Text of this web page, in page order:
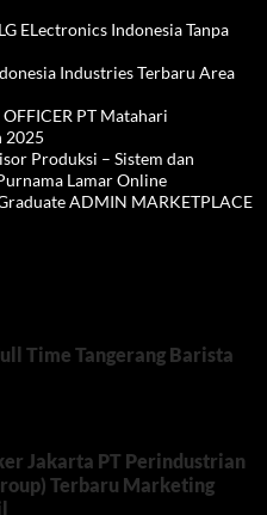
ELectronics Indonesia Tanpa
Industries Terbaru Area
PT Matahari
2025
Produksi – Sistem dan
Lamar Online
ADMIN MARKETPLACE
Time Tangerang Barista
Jakarta PT Perindustrian
Terbaru Marketing